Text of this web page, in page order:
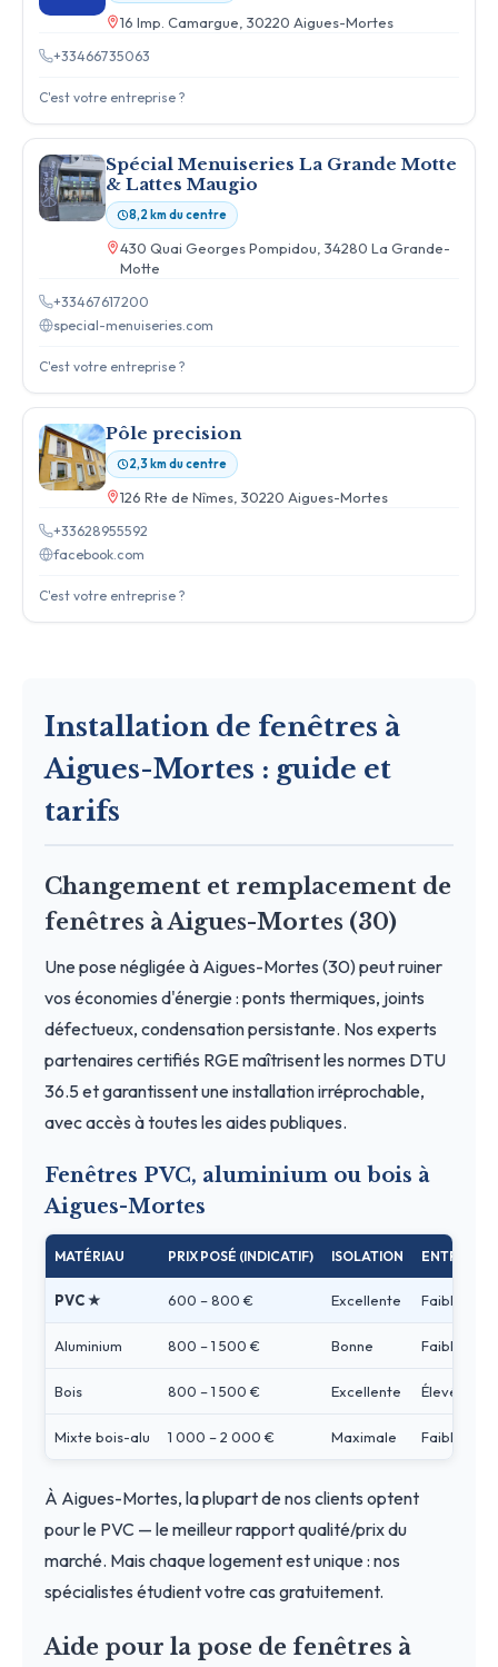
16 Imp. Camargue, 30220 Aigues-Mortes
+33466735063
C'est votre entreprise ?
Spécial Menuiseries La Grande Motte
& Lattes Maugio
8,2 km du centre
430 Quai Georges Pompidou, 34280 La Grande-
Motte
+33467617200
special-menuiseries.com
C'est votre entreprise ?
Pôle precision
2,3 km du centre
126 Rte de Nîmes, 30220 Aigues-Mortes
+33628955592
facebook.com
C'est votre entreprise ?
Installation de fenêtres à
Aigues-Mortes : guide et
tarifs
Changement et remplacement de
fenêtres à Aigues-Mortes (30)
Une pose négligée à Aigues-Mortes (30) peut ruiner
vos économies d'énergie : ponts thermiques, joints
défectueux, condensation persistante. Nos experts
partenaires certifiés RGE maîtrisent les normes DTU
36.5 et garantissent une installation irréprochable,
avec accès à toutes les aides publiques.
Fenêtres PVC, aluminium ou bois à
Aigues-Mortes
MATÉRIAU PRIX POSÉ (INDICATIF) ISOLATION ENTRETIEN
PVC ★ 600 – 800 € Excellente Faible
Aluminium 800 – 1 500 € Bonne Faible
Bois 800 – 1 500 € Excellente Élevé
Mixte bois-alu 1 000 – 2 000 € Maximale Faible
À Aigues-Mortes, la plupart de nos clients optent
pour le PVC — le meilleur rapport qualité/prix du
marché. Mais chaque logement est unique : nos
spécialistes étudient votre cas gratuitement.
Aide pour la pose de fenêtres à